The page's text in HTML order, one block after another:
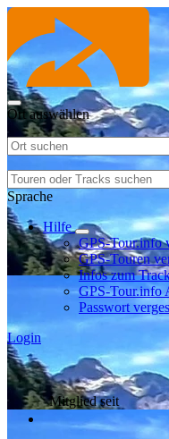
Ort auswählen
Sprache
Hilfe
GPS-Tour.info
GPS-Touren
Infos zum
GPS-Tour.info
Passwort
Login
Mitglied seit